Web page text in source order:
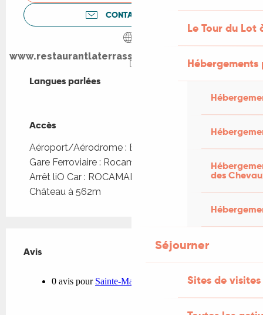
Le Tour du Lot
des
Séjourner
Sites de visites
CONTACTEZ-NOUS
www.restaurantlaterrassesaintemarie.eatbu.com
Langues parlées
Langues parlées
Accès
Accès
Aéroport/Aérodrome : Brive à 60km
Gare Ferroviaire : Rocamadour à 5km
Arrêt liO Car : ROCAMADOUR - Ascenseur
Château à 562m
Avis
Avis